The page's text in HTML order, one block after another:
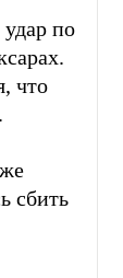
по
что
сбить